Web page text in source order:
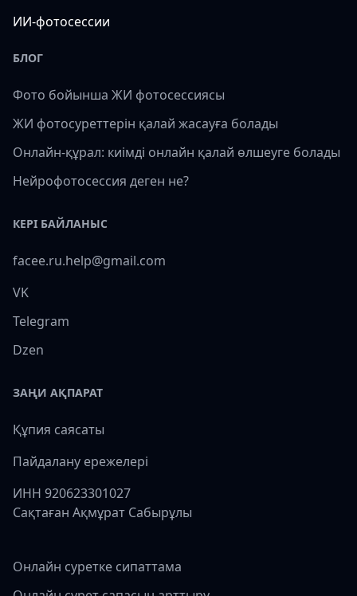
ИИ-фотосессии
БЛОГ
Фото бойынша ЖИ фотосессиясы
ЖИ фотосуреттерін қалай жасауға болады
Онлайн-құрал: киімді онлайн қалай өлшеуге болады
Нейрофотосессия деген не?
КЕРІ БАЙЛАНЫС
facee.ru.help@gmail.com
VK
Telegram
Dzen
ЗАҢИ АҚПАРАТ
Құпия саясаты
Пайдалану ережелері
ИНН 920623301027
Сақтаған Ақмұрат Сабырұлы
Онлайн суретке сипаттама